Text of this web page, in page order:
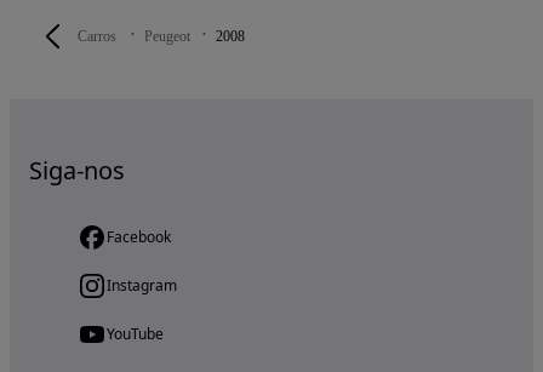
Carros Peugeot 2008
Siga-nos
Facebook
Instagram
YouTube